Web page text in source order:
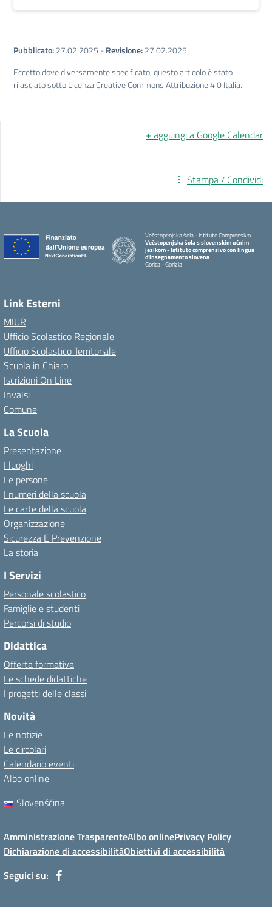
Pubblicato:27.02.2025 -Revisione:27.02.2025
Eccetto dove diversamente specificato, questo articolo è stato
rilasciato sotto Licenza Creative Commons Attribuzione 4.0 Italia.
+ aggiungi a Google Calendar
Stampa / Condividi
Večstopenjska šola - Istituto Comprensivo
Večstopenjska šola s slovenskim učnim
jezikom - Istituto comprensivo con lingua
d'insegnamento slovena
Gorica - Gorizia
Link Esterni
MIUR
Ufficio Scolastico Regionale
Ufficio Scolastico Territoriale
Scuola in Chiaro
Iscrizioni On Line
Invalsi
Comune
La Scuola
Presentazione
I luoghi
Le persone
I numeri della scuola
Le carte della scuola
Organizzazione
Sicurezza E Prevenzione
La storia
I Servizi
Personale scolastico
Famiglie e studenti
Percorsi di studio
Didattica
Offerta formativa
Le schede didattiche
I progetti delle classi
Novità
Le notizie
Le circolari
Calendario eventi
Albo online
Slovenščina
Amministrazione TrasparenteAlbo onlinePrivacy Policy
Dichiarazione di accessibilitàObiettivi di accessibilità
Seguici su: